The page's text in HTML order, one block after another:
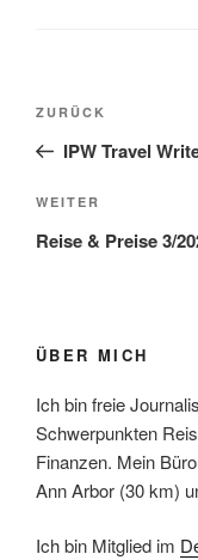
Vorheriger
Beitrag
ZURÜCK
IPW Travel
Nächster
Beitrag
WEITER
Reise & Preise 3/
ÜBER MICH
Ich bin freie
Schwerpunkten
Finanzen. Mein
Ann Arbor (30 km)
Ich bin Mitglied im